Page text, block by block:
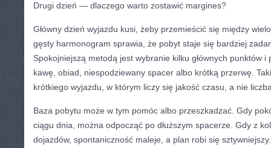
Drugi dzień — dlaczego warto zostawić margines?
Główny dzień wyjazdu kusi, żeby przemieścić się między
gęsty harmonogram sprawia, że pobyt staje się bardziej
Spokojniejszą metodą jest wybranie kilku głównych punktów i
kawę, obiad, niespodziewany spacer albo krótką przerwę.
krótkiego wyjazdu, w którym liczy się jakość czasu, a nie
Baza pobytu może w tym pomóc albo przeszkadzać. Gdy
ciągu dnia, można odpocząć po dłuższym spacerze. Gdy z
dojazdów, spontaniczność maleje, a plan robi się